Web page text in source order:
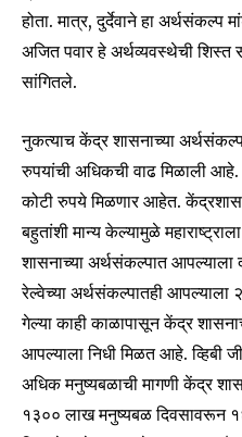
Join our
होता. मात्र, दुर्देवाने हा अर्थसंकल्प
अजित पवार हे अर्थव्यवस्थेची शिस्त
सांगितले.
नुकत्याच केंद्र शासनाच्या
रुपयांची अधिकची वाढ मिळाली
कोटी रुपये मिळणार आहेत.
बहुतांशी मान्य केल्यामुळे
शासनाच्या अर्थसंकल्पात आपल्याला
रेल्वेच्या अर्थसंकल्पातही
गेल्या काही काळापासून केंद्र
आपल्याला निधी मिळत आहे. व्हिबी
अधिक मनुष्यबळाची मागणी केंद्र
१३०० लाख मनुष्यबळ दिवसावरून